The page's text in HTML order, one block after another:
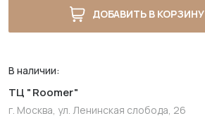
ДОБАВИТЬ В КОРЗИНУ
В наличии:
ТЦ "Roomer"
г. Москва, ул. Ленинская слобода, 26